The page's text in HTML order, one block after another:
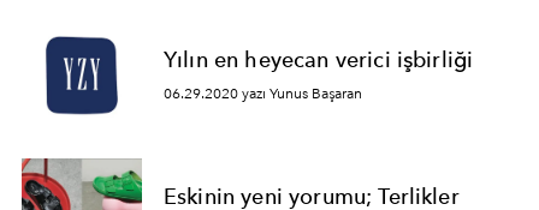
Yılın en heyecan verici işbirliği
06.29.2020 yazı Yunus Başaran
Eskinin yeni yorumu; Terlikler